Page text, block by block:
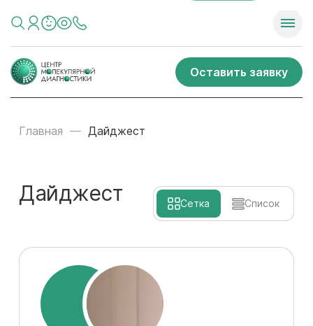
Оставить заявку
Главная Дайджест
Дайджест Сетка Список